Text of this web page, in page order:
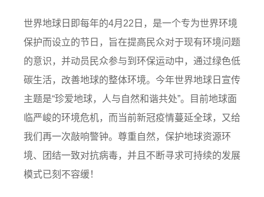
世界地球日即每年的4月22日，是一个专为世界环境
保护而设立的节日，旨在提高民众对于现有环境问题
的意识，并动员民众参与到环保运动中，通过绿色低
碳生活，改善地球的整体环境。今年世界地球日宣传
主题是“珍爱地球，人与自然和谐共处”。
目前地球面
临严峻的环境危机，而当前新冠疫情蔓延全球，又给
我们再一次敲响警钟。尊重自然，保护地球资源环
境、团结一致对抗病毒，并且不断寻求可持续的发展
模式已刻不容缓！